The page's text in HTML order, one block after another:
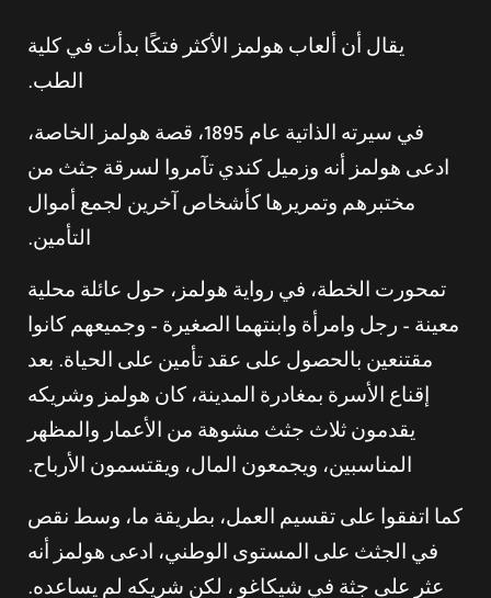
يقال أن ألعاب هولمز الأكثر فتكًا بدأت في كلية
الطب.
في سيرته الذاتية عام 1895، قصة هولمز الخاصة،
ادعى هولمز أنه وزميل كندي تآمروا لسرقة جثث من
مختبرهم وتمريرها كأشخاص آخرين لجمع أموال
التأمين.
تمحورت الخطة، في رواية هولمز، حول عائلة محلية
معينة – رجل وامرأة وابنتهما الصغيرة – وجميعهم كانوا
مقتنعين بالحصول على عقد تأمين على الحياة. بعد
إقناع الأسرة بمغادرة المدينة، كان هولمز وشريكه
يقدمون ثلاث جثث مشوهة من الأعمار والمظهر
المناسبين، ويجمعون المال، ويقتسمون الأرباح.
كما اتفقوا على تقسيم العمل، بطريقة ما، وسط نقص
في الجثث على المستوى الوطني، ادعى هولمز أنه
عثر على جثة في شيكاغو ، لكن شريكه لم يساعده.